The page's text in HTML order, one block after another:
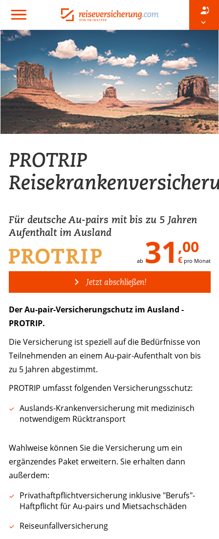
PROTRIP
Für deutsche Au-pairs mit bis zu 5 Jahren
Aufenthalt im Ausland
ab 31 ,00
€pro Monat
Jetzt abschließen!
Der Au-pair-Versicherungschutz im Ausland -
PROTRIP.
Die Versicherung ist speziell auf die Bedürfnisse von
Teilnehmenden an einem Au-pair-Aufenthalt von bis
zu 5 Jahren abgestimmt.
PROTRIP umfasst folgenden Versicherungsschutz:
Auslands-Krankenversicherung mit medizinisch
notwendigem Rücktransport
Wahlweise können Sie die Versicherung um ein
ergänzendes Paket erweitern. Sie erhalten dann
außerdem:
Privathaftpflichtversicherung inklusive "Berufs"-
Haftpflicht für Au-pairs und Mietsachschäden
Reiseunfallversicherung